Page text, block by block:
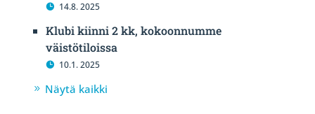
14.8. 2025
Klubi kiinni 2 kk, kokoonnumme
väistötiloissa
10.1. 2025
Näytä kaikki